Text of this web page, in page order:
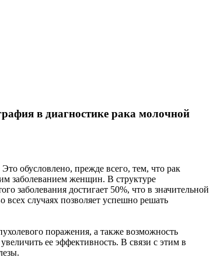
в диагностике рака молочной
обусловлено, прежде всего, тем, что рак
заболеванием женщин. В структуре
заболевания достигает 50%, что в значительной
случаях позволяет успешно решать
поражения, а также возможность
ее эффективность. В связи с этим в